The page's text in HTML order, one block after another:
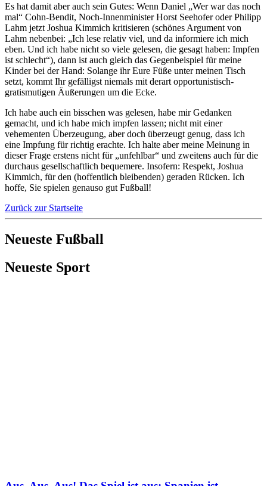
Es hat damit aber auch sein Gutes: Wenn Daniel „Wer war das noch
mal“ Cohn-Bendit, Noch-Innenminister Horst Seehofer oder Philipp
Lahm jetzt Joshua Kimmich kritisieren (schönes Argument von
Lahm nebenbei: „Ich lese relativ viel, und da informiere ich mich
eben. Und ich habe nicht so viele gelesen, die gesagt haben: Impfen
ist schlecht“), dann ist auch gleich das Gegenbeispiel für meine
Kinder bei der Hand: Solange ihr Eure Füße unter meinen Tisch
setzt, kommt Ihr gefälligst niemals mit derart opportunistisch-
gratismutigen Äußerungen um die Ecke.
Ich habe auch ein bisschen was gelesen, habe mir Gedanken
gemacht, und ich habe mich impfen lassen; nicht mit einer
vehementen Überzeugung, aber doch überzeugt genug, dass ich
eine Impfung für richtig erachte. Ich halte aber meine Meinung in
dieser Frage erstens nicht für „unfehlbar“ und zweitens auch für die
durchaus gesellschaftlich bequemere. Insofern: Respekt, Joshua
Kimmich, für den (hoffentlich bleibenden) geraden Rücken. Ich
hoffe, Sie spielen genauso gut Fußball!
Zurück zur Startseite
Neueste Fußball
Neueste Sport